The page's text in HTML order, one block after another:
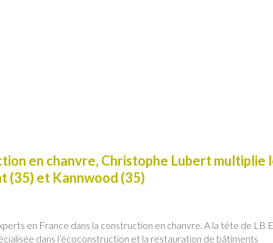
en chanvre, Christophe Lubert multiplie
(35) et Kannwood (35)
en France dans la construction en chanvre. A la tête de LB
dans l’écoconstruction et la restauration de bâtiments